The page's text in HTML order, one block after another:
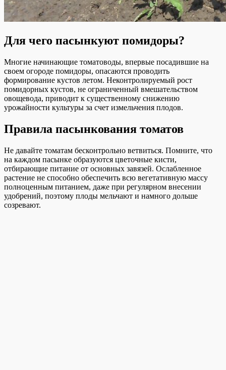
Для чего пасынкуют помидоры?
Многие начинающие томатоводы, впервые посадившие на
своем огороде помидоры, опасаются проводить
формирование кустов летом. Неконтролируемый рост
помидорных кустов, не ограниченный вмешательством
овощевода, приводит к существенному снижению
урожайности культуры за счет измельчения плодов.
Правила пасынкования томатов
Не давайте томатам бесконтрольно ветвиться. Помните, что
на каждом пасынке образуются цветочные кисти,
отбирающие питание от основных завязей. Ослабленное
растение не способно обеспечить всю вегетативную массу
полноценным питанием, даже при регулярном внесении
удобрений, поэтому плоды мельчают и намного дольше
созревают.